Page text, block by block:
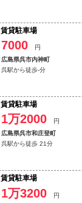
賃貸駐車場
7000
円
広島県呉市内神町
呉駅から徒歩-分
賃貸駐車場
1万2000
円
広島県呉市和庄登町
呉駅から徒歩 21分
賃貸駐車場
1万3200
円